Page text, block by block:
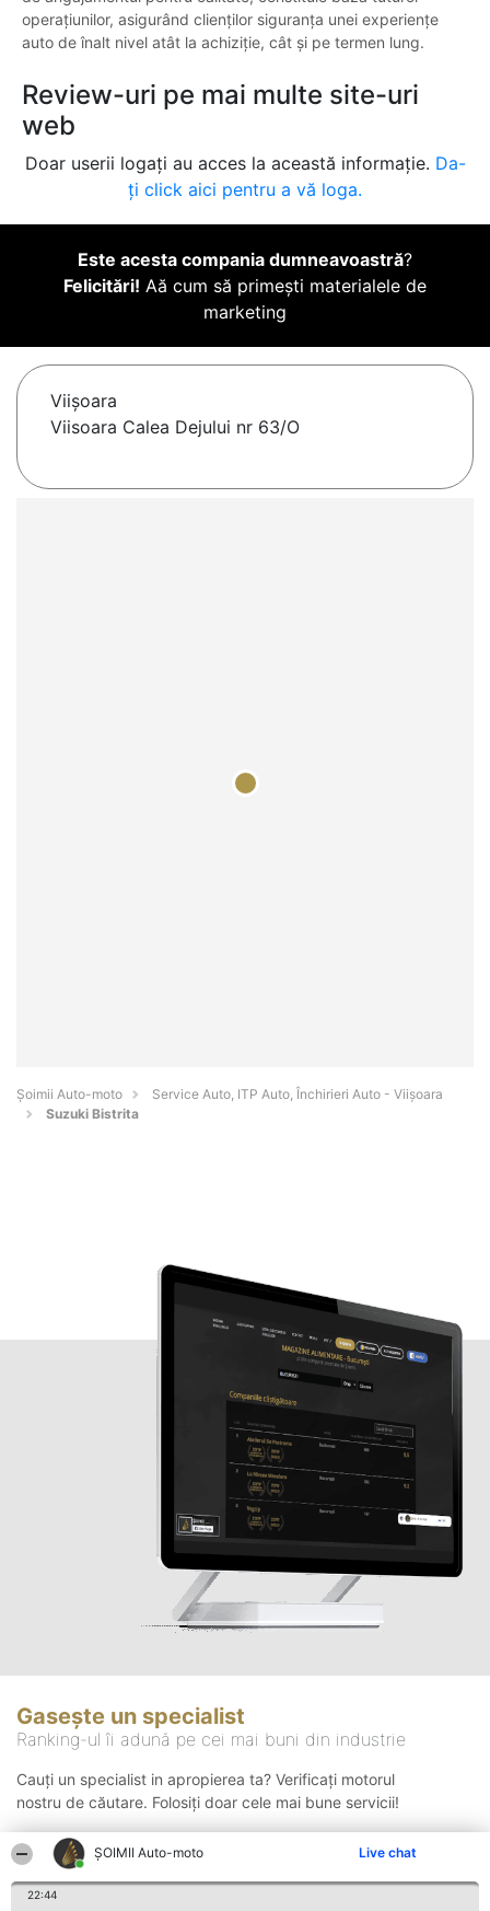
ȘOIMII Auto-moto Live chat
22:44
operațiunilor, asigurând clienților siguranța unei experiențe
auto de înalt nivel atât la achiziție, cât și pe termen lung.
Review-uri pe mai multe site-uri
web
Doar userii logați au acces la această informație. Da-
ți click aici pentru a vă loga.
Este acesta compania dumneavoastră?
Felicitări! Aă cum să primești materialele de
marketing
Viişoara
Viisoara Calea Dejului nr 63/O
Șoimii Auto-moto
Service Auto, ITP Auto, Închirieri Auto - Viişoara
Suzuki Bistrita
Gasește un specialist
Ranking-ul îi adună pe cei mai buni din industrie
Cauți un specialist in apropierea ta? Verificați motorul
nostru de căutare. Folosiți doar cele mai bune servicii!